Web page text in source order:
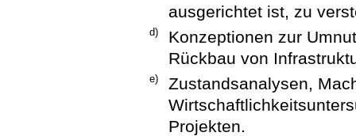
ausgerichtet ist, zu
d)
Konzeptionen zur
Rückbau von
e)
Zustandsanalysen,
Projekten.